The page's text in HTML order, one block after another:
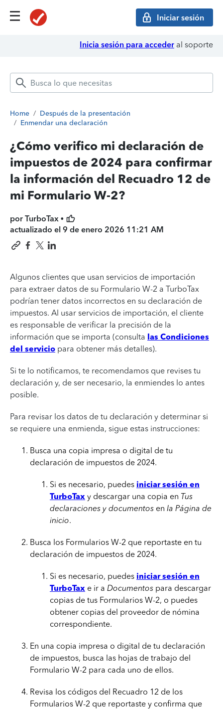
Iniciar sesión
Inicia sesión para acceder al soporte
Home / Después de la presentación
/ Enmendar una declaración
¿Cómo verifico mi declaración de
impuestos de 2024 para confirmar
la información del Recuadro 12 de
mi Formulario W-2?
por TurboTax •
actualizado el 9 de enero 2026 11:21 AM
Algunos clientes que usan servicios de importación
para extraer datos de su Formulario W-2 a TurboTax
podrían tener datos incorrectos en su declaración de
impuestos. Al usar servicios de importación, el cliente
es responsable de verificar la precisión de la
información que se importa (consulta las Condiciones
del servicio para obtener más detalles).
Si te lo notificamos, te recomendamos que revises tu
declaración y, de ser necesario, la enmiendes lo antes
posible.
Para revisar los datos de tu declaración y determinar si
se requiere una enmienda, sigue estas instrucciones:
Busca una copia impresa o digital de tu
declaración de impuestos de 2024.
Si es necesario, puedes iniciar sesión en
TurboTax y descargar una copia en Tus
declaraciones y documentos en la Página de
inicio.
Busca los Formularios W-2 que reportaste en tu
declaración de impuestos de 2024.
Si es necesario, puedes iniciar sesión en
TurboTax e ir a Documentos para descargar
copias de tus Formularios W-2, o puedes
obtener copias del proveedor de nómina
correspondiente.
En una copia impresa o digital de tu declaración
de impuestos, busca las hojas de trabajo del
Formulario W-2 para cada uno de ellos.
Revisa los códigos del Recuadro 12 de los
Formularios W-2 que reportaste y confirma que